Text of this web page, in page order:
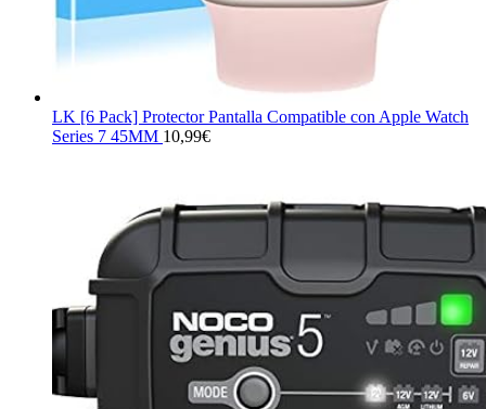
LK [6 Pack] Protector Pantalla Compatible con Apple Watch
Series 7 45MM 10,99€